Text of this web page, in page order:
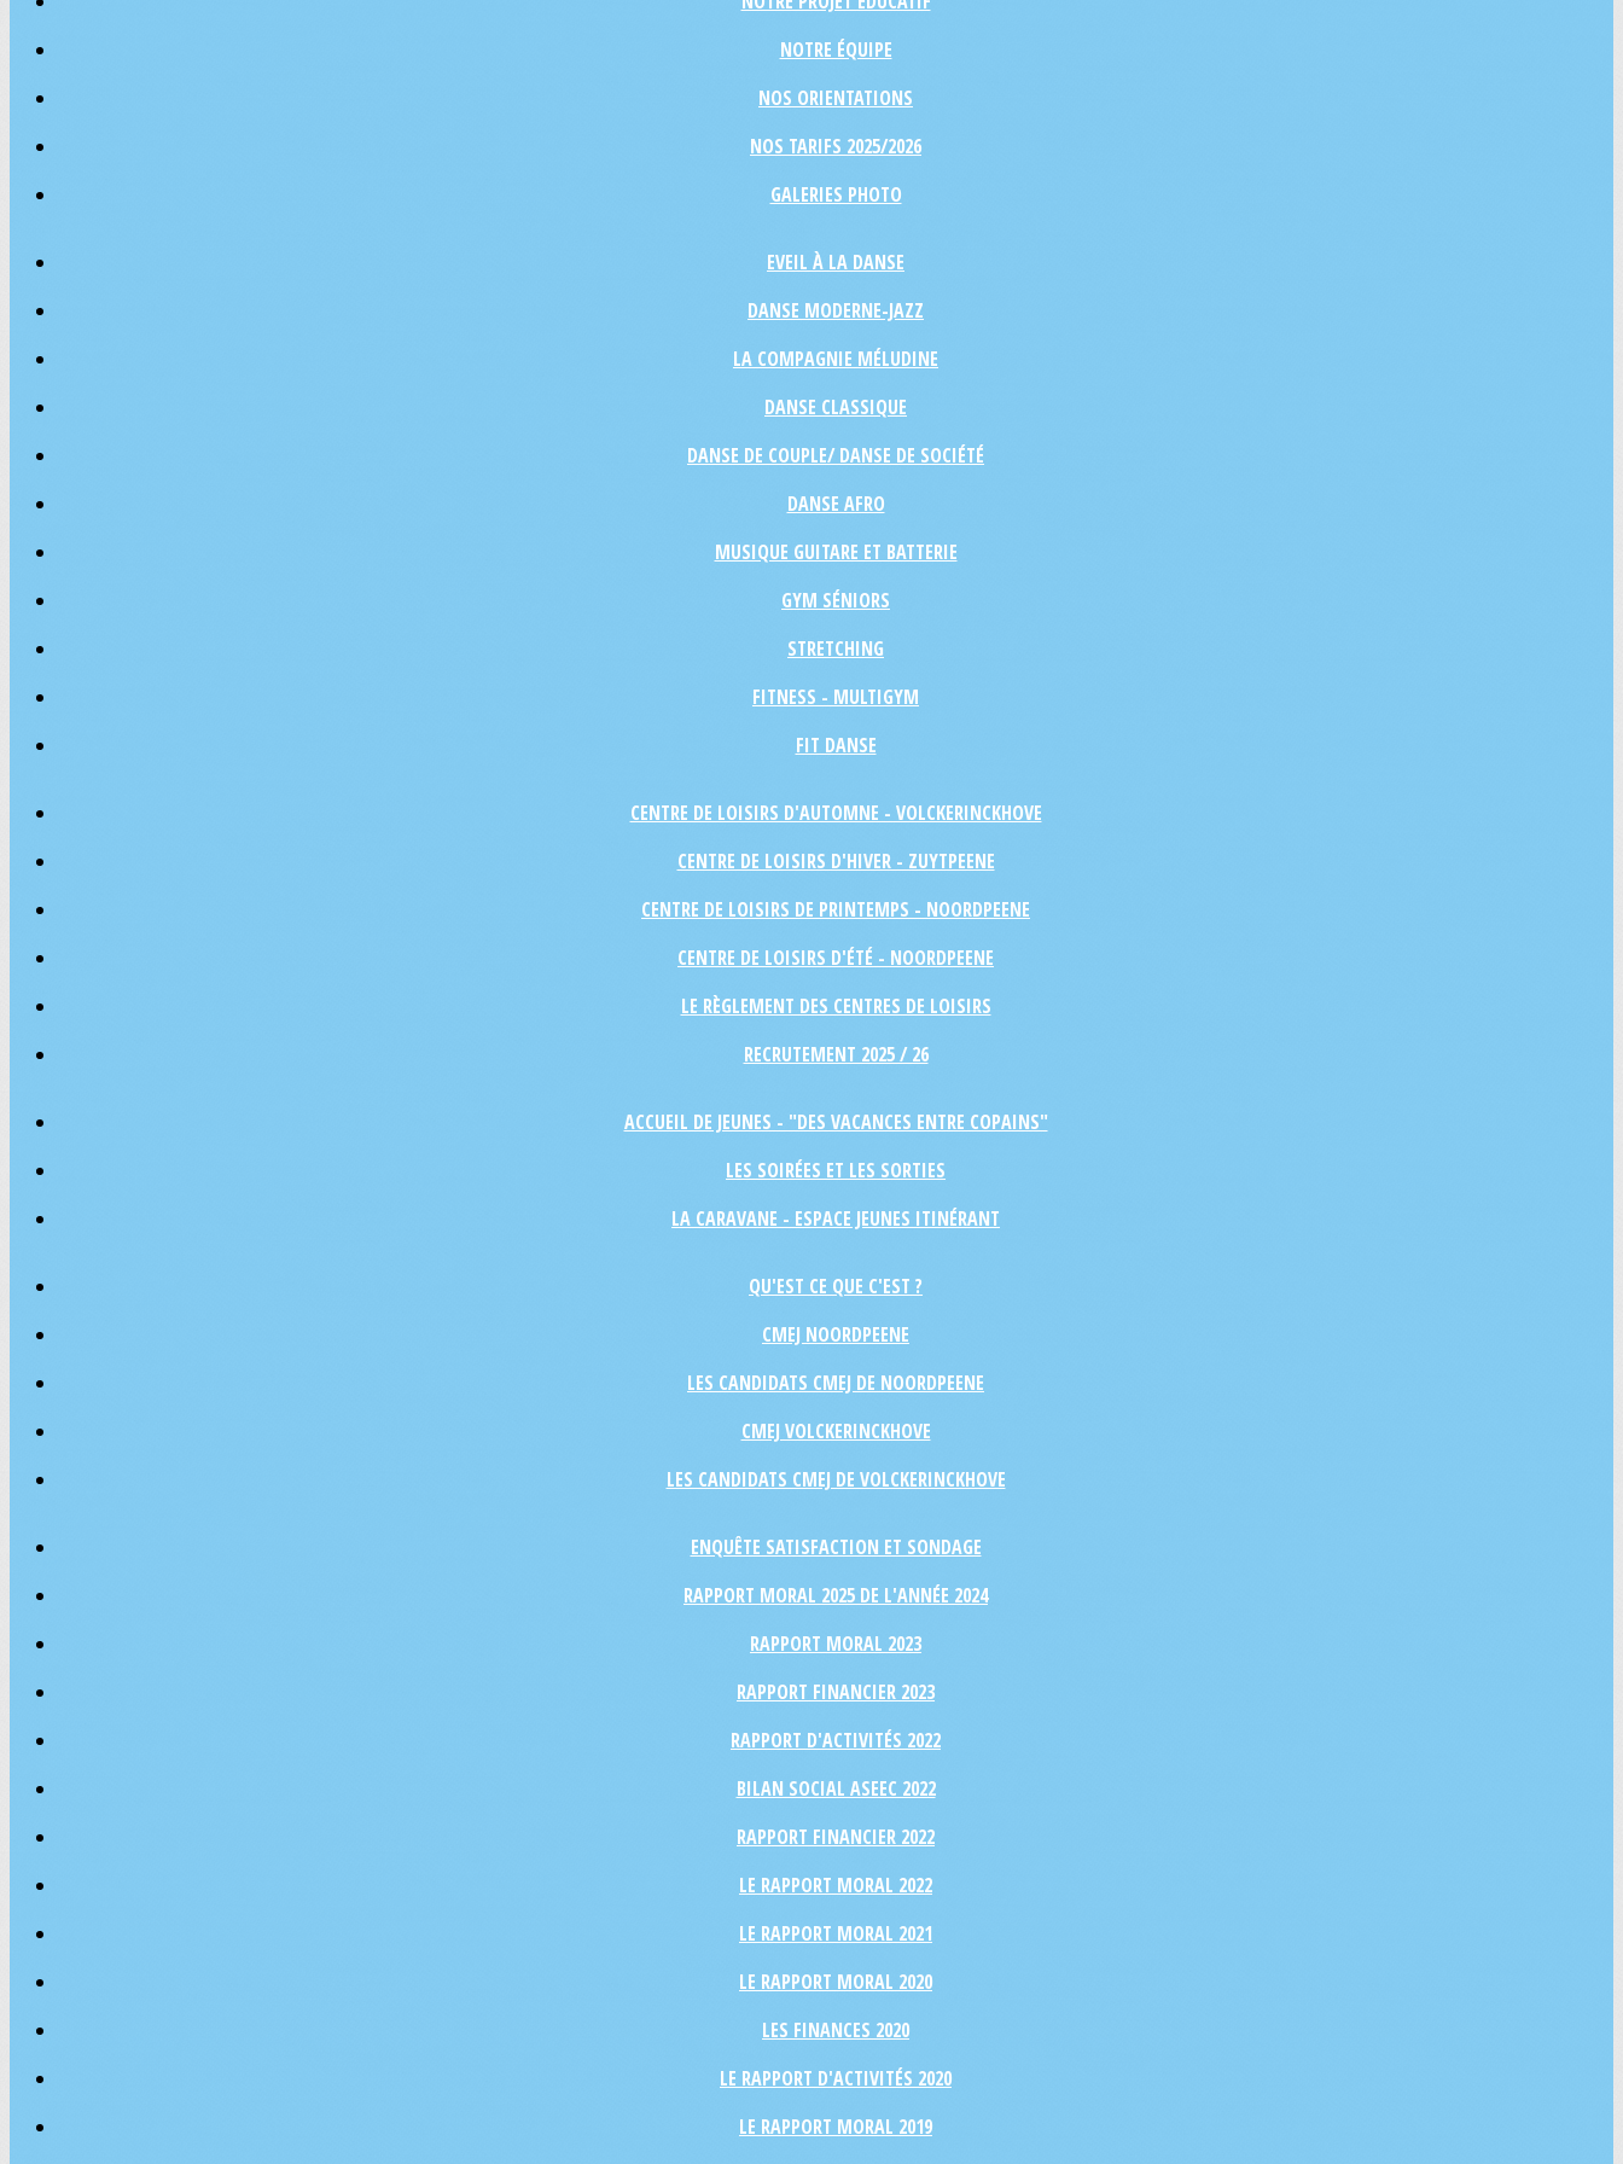
NOTRE ÉQUIPE
NOS ORIENTATIONS
NOS TARIFS 2025/2026
GALERIES PHOTO
EVEIL À LA DANSE
DANSE MODERNE-JAZZ
LA COMPAGNIE MÉLUDINE
DANSE CLASSIQUE
DANSE DE COUPLE/ DANSE DE SOCIÉTÉ
DANSE AFRO
MUSIQUE GUITARE ET BATTERIE
GYM SÉNIORS
STRETCHING
FITNESS - MULTIGYM
FIT DANSE
CENTRE DE LOISIRS D'AUTOMNE - VOLCKERINCKHOVE
CENTRE DE LOISIRS D'HIVER - ZUYTPEENE
CENTRE DE LOISIRS DE PRINTEMPS - NOORDPEENE
CENTRE DE LOISIRS D'ÉTÉ - NOORDPEENE
LE RÈGLEMENT DES CENTRES DE LOISIRS
RECRUTEMENT 2025 / 26
ACCUEIL DE JEUNES - "DES VACANCES ENTRE COPAINS"
LES SOIRÉES ET LES SORTIES
LA CARAVANE - ESPACE JEUNES ITINÉRANT
QU'EST CE QUE C'EST ?
CMEJ NOORDPEENE
LES CANDIDATS CMEJ DE NOORDPEENE
CMEJ VOLCKERINCKHOVE
LES CANDIDATS CMEJ DE VOLCKERINCKHOVE
ENQUÊTE SATISFACTION ET SONDAGE
RAPPORT MORAL 2025 DE L'ANNÉE 2024
RAPPORT MORAL 2023
RAPPORT FINANCIER 2023
RAPPORT D'ACTIVITÉS 2022
BILAN SOCIAL ASEEC 2022
RAPPORT FINANCIER 2022
LE RAPPORT MORAL 2022
LE RAPPORT MORAL 2021
LE RAPPORT MORAL 2020
LES FINANCES 2020
LE RAPPORT D'ACTIVITÉS 2020
LE RAPPORT MORAL 2019